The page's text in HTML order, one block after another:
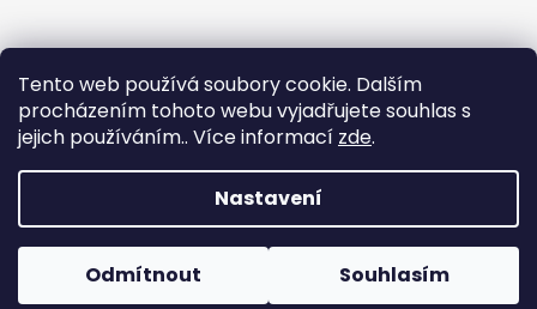
Tento web používá soubory cookie. Dalším
procházením tohoto webu vyjadřujete souhlas s
jejich používáním.. Více informací zde.
Nastavení
Odmítnout Souhlasím
Flin Sport
Copyright 2026Flin Sport. Všechna práva vyhrazena.
Upravit nastavení cookies